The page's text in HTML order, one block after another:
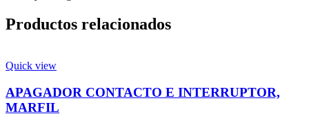
Productos relacionados
Quick view
APAGADOR CONTACTO E INTERRUPTOR,
MARFIL